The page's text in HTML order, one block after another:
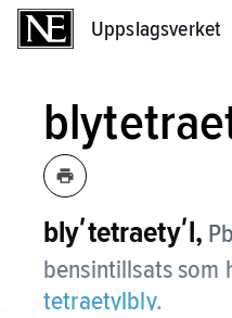
Uppslagsverket
blyʹtetraetyʹl,
bensintillsats som
tetraetylbly.